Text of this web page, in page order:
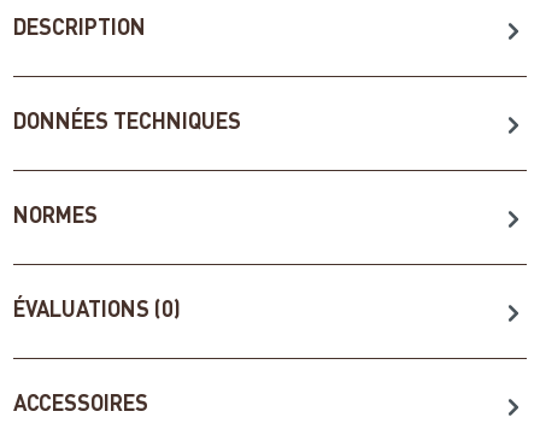
DESCRIPTION
DONNÉES TECHNIQUES
NORMES
ÉVALUATIONS (0)
ACCESSOIRES